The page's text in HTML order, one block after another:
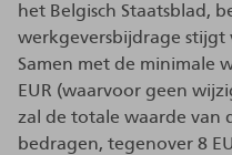
het Belgisch Staatsblad,
werkgeversbijdrage stijgt
Samen met de minimale
EUR (waarvoor geen
zal de totale waarde van
bedragen, tegenover 8